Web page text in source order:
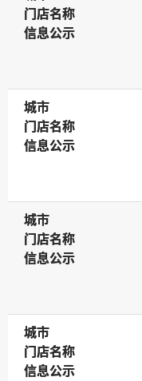
门店名称
门店名称
信息公示
信息公示
城市
城市
门店名称
门店名称
信息公示
信息公示
城市
城市
门店名称
门店名称
信息公示
信息公示
城市
城市
门店名称
门店名称
信息公示
信息公示